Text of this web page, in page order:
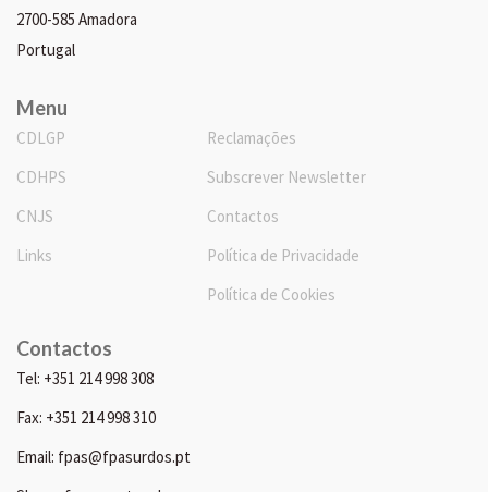
2700-585 Amadora
Portugal
Menu
CDLGP
CDHPS
CNJS
Links
Reclamações
Subscrever Newsletter
Contactos
Política de Privacidade
Política de Cookies
Contactos
Tel: +351 214 998 308
Fax: +351 214 998 310
Email: fpas@fpasurdos.pt